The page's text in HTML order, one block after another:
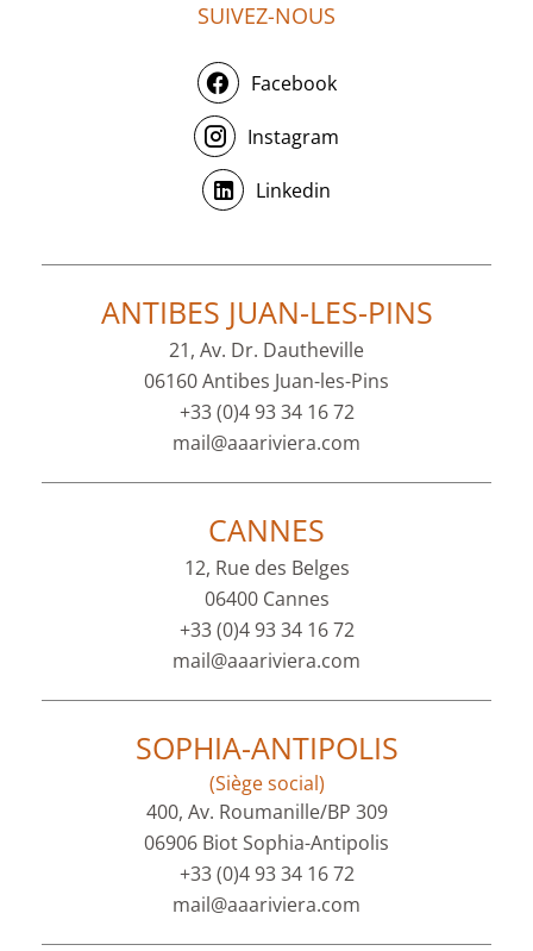
SUIVEZ-NOUS
Facebook
Instagram
Linkedin
ANTIBES JUAN-LES-PINS
21, Av. Dr. Dautheville
06160 Antibes Juan-les-Pins
+33 (0)4 93 34 16 72
mail@aaariviera.com
CANNES
12, Rue des Belges
06400 Cannes
+33 (0)4 93 34 16 72
mail@aaariviera.com
SOPHIA-ANTIPOLIS
(Siège social)
400, Av. Roumanille/BP 309
06906 Biot Sophia-Antipolis
+33 (0)4 93 34 16 72
mail@aaariviera.com